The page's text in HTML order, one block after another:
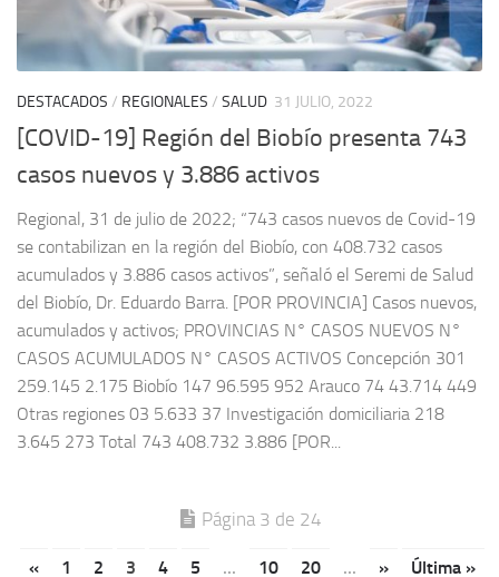
DESTACADOS / REGIONALES / SALUD 31 JULIO, 2022
[COVID-19] Región del Biobío presenta 743
casos nuevos y 3.886 activos
Regional, 31 de julio de 2022; “743 casos nuevos de Covid-19
se contabilizan en la región del Biobío, con 408.732 casos
acumulados y 3.886 casos activos”, señaló el Seremi de Salud
del Biobío, Dr. Eduardo Barra. [POR PROVINCIA] Casos nuevos,
acumulados y activos; PROVINCIAS N° CASOS NUEVOS N°
CASOS ACUMULADOS N° CASOS ACTIVOS Concepción 301
259.145 2.175 Biobío 147 96.595 952 Arauco 74 43.714 449
Otras regiones 03 5.633 37 Investigación domiciliaria 218
3.645 273 Total 743 408.732 3.886 [POR...
Página 3 de 24
« 1 2 3 4 5 ... 10 20 ... » Última »